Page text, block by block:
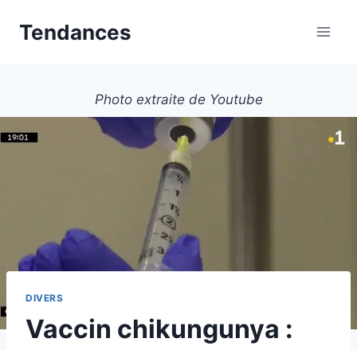
Tendances
Photo extraite de Youtube
DIVERS
Vaccin chikungunya :